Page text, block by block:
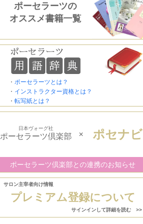
ポーセラーツの
オススメ書籍一覧
・ ポーセラーツとは？
・ インストラクター資格とは？
・ 転写紙とは？
日本ヴォーグ社
ポーセラーツ倶楽部 × ポセナビ
ポーセラーツ倶楽部との連携のお知らせ
サロン主宰者向け情報
プレミアム登録について
サインインして詳細を読む >>